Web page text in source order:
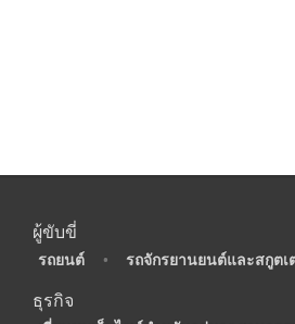
ผู้ขับขี่
รถยนต์ • รถจักรยานยนต์และสกูตเ
ธุรกิจ